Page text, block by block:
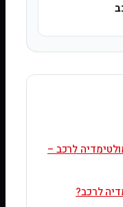
לרכב –
לרכב?